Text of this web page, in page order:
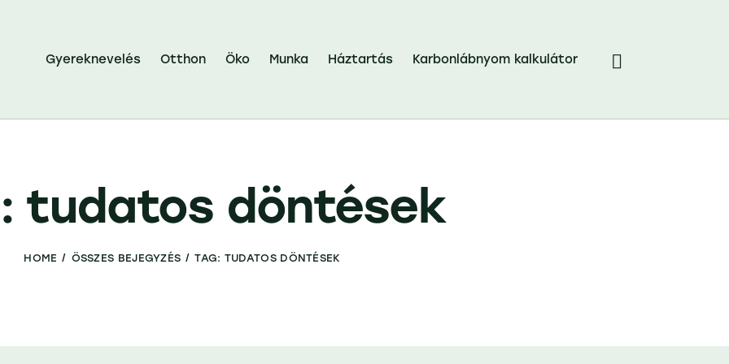
Gyereknevelés Otthon Öko Munka Háztartás Karbonlábnyom kalkulátor
tudatos döntések
HOME ÖSSZES BEJEGYZÉS TAG: TUDATOS DÖNTÉSEK